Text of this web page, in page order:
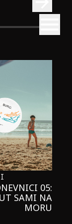
U
05:
SAMI NA
MORU